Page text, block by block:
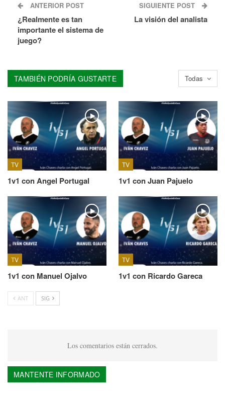
ANTERIOR POST
¿Realmente es tan
importante el sistema de
juego?
SIGUIENTE POST
La visión del analista
Todas
TAMBIÉN PODRÍA GUSTARTE
TV
1v1 con Angel Portugal
TV
1v1 con Juan Pajuelo
TV
1v1 con Manuel Ojalvo
TV
1v1 con Ricardo Gareca
ANT SIG
Los comentarios están cerrados.
MANTENTE INFORMADO